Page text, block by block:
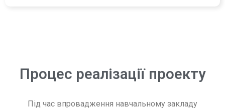
Процес реалізації проекту
Під час впровадження навчальному закладу